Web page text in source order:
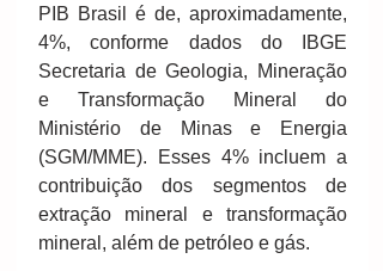
PIB Brasil é de, aproximadamente,
4%, conforme dados do IBGE
Secretaria de Geologia, Mineração
e Transformação Mineral do
Ministério de Minas e Energia
(SGM/MME). Esses 4% incluem a
contribuição dos segmentos de
extração mineral e transformação
mineral, além de petróleo e gás.